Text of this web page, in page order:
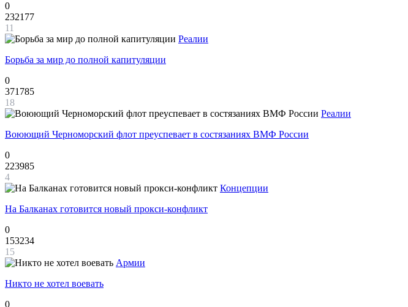
0
232177
11
Реалии
Борьба за мир до полной капитуляции
0
371785
18
Реалии
Воюющий Черноморский флот преуспевает в состязаниях ВМФ России
0
223985
4
Концепции
На Балканах готовится новый прокси-конфликт
0
153234
15
Армии
Никто не хотел воевать
0